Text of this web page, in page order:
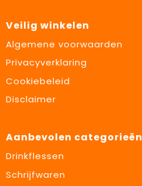
Veilig winkelen
Algemene voorwaarden
Privacyverklaring
Cookiebeleid
Disclaimer
Aanbevolen categorieën
Drinkflessen
Schrijfwaren